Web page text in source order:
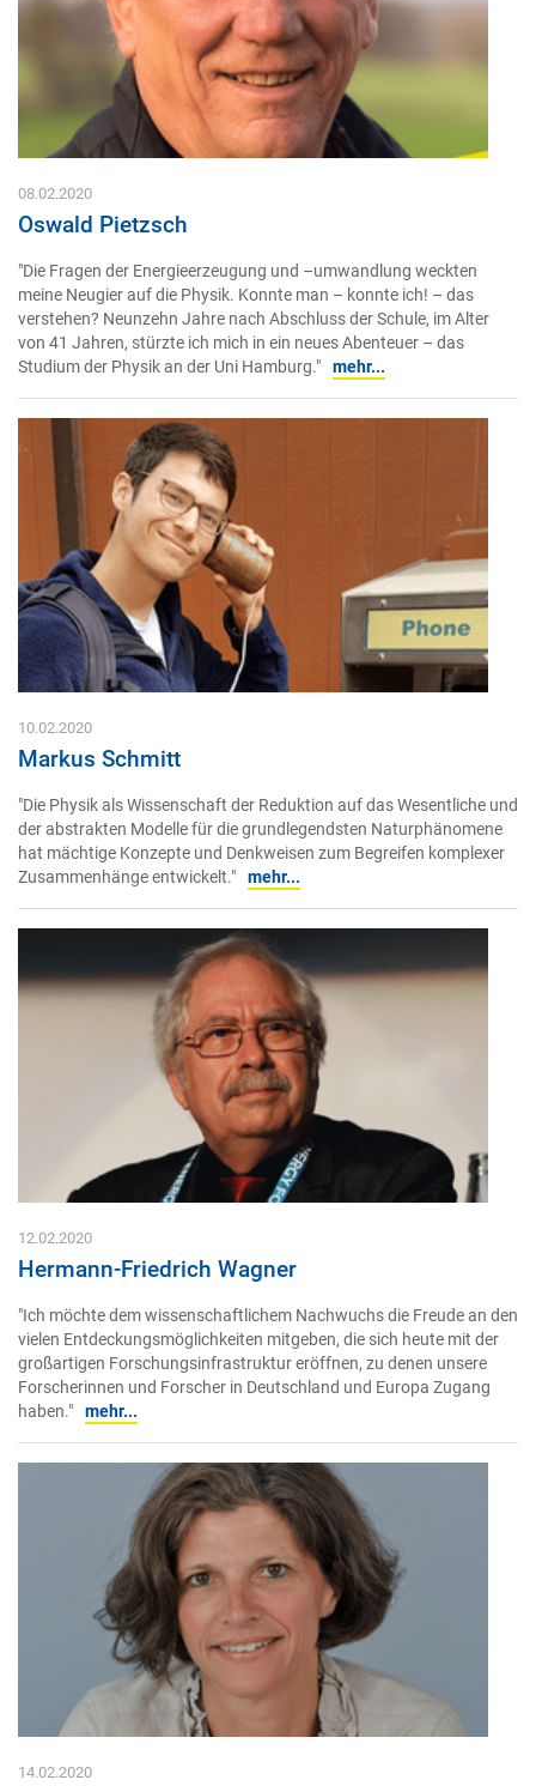
08.02.2020
Oswald Pietzsch
"Die Fragen der Energieerzeugung und –umwandlung weckten
meine Neugier auf die Physik. Konnte man – konnte ich! – das
verstehen? Neunzehn Jahre nach Abschluss der Schule, im Alter
von 41 Jahren, stürzte ich mich in ein neues Abenteuer – das
Studium der Physik an der Uni Hamburg." mehr...
10.02.2020
Markus Schmitt
"Die Physik als Wissenschaft der Reduktion auf das Wesentliche und
der abstrakten Modelle für die grundlegendsten Naturphänomene
hat mächtige Konzepte und Denkweisen zum Begreifen komplexer
Zusammenhänge entwickelt." mehr...
12.02.2020
Hermann-Friedrich Wagner
"Ich möchte dem wissenschaftlichem Nachwuchs die Freude an den
vielen Entdeckungsmöglichkeiten mitgeben, die sich heute mit der
großartigen Forschungsinfrastruktur eröffnen, zu denen unsere
Forscherinnen und Forscher in Deutschland und Europa Zugang
haben." mehr...
14.02.2020